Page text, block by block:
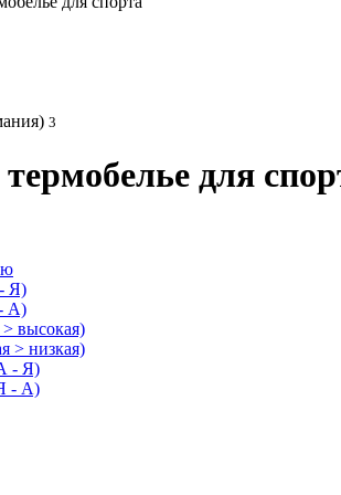
3
для
Я)
А)
высокая)
> низкая)
- Я)
- А)